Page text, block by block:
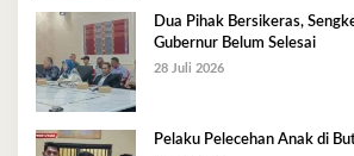
Dua Pihak Bersikeras,
Gubernur Belum Selesai
28 Juli 2026
Pelaku Pelecehan Anak di